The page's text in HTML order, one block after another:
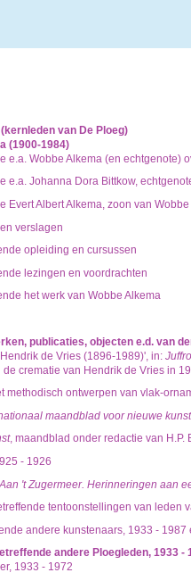
omvang, vindplaats,
informatie over de
gevolgd. De rubrieken in
van De Ploeg)
(1900-1984)
e.a. Wobbe Alkema (en echtgenote)
e.a. Johanna Dora Bittkow,
Evert Albert Alkema, zoon van
verslagen
opleiding en cursussen
lezingen en voordrachten
het werk van Wobbe Alkema
publicaties, objecten e.d. van
de Vries (1896-1989)', in:
de crematie van Hendrik de Vries in
methodisch ontwerpen van vlak-
maandblad voor nieuwe
, maandblad onder redactie van H.P.
- 1926
Aan 't Zugermeer. Herinneringen aan
tentoonstellingen van leden
andere kunstenaars, 1933 - 1987
andere Ploegleden, 1933 -
1933 - 1972